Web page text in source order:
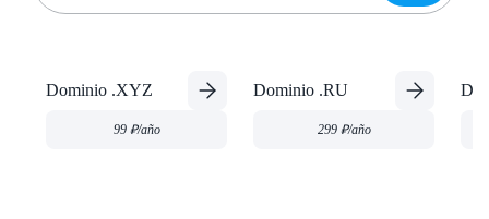
Dominio .XYZ
99 ₽/año
Dominio .RU
299 ₽/año